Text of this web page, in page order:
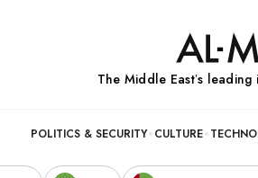
The Middle Eastʼs
POLITICS & SECURITY CULTURE